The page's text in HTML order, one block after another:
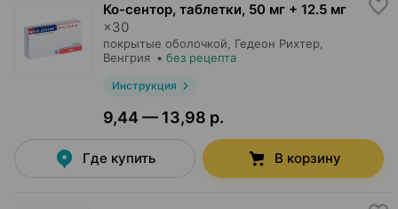
Ко-сентор, таблетки, 50 мг + 12.5 мг
×30
покрытые оболочкой, Гедеон Рихтер
Венгрия • без рецепта
Инструкция
9,44 — 13,98 р.
Где купить В корзину